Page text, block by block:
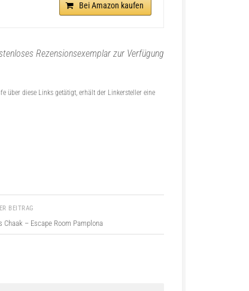
Bei Amazon kaufen
Rezensionsexemplar zur Verfügung
über diese Links getätigt, erhält der Linkersteller eine
BEITRAG
– Escape Room Pamplona